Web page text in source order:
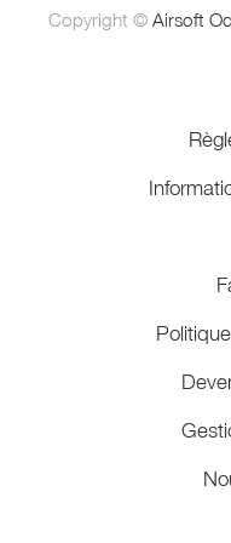
Copyright © Airsoft